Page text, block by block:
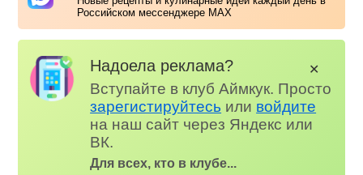
Российском мессенджере MAX
Надоела реклама?
Вступайте в клуб Аймкук. Просто
зарегистируйтесь или войдите
на наш сайт через Яндекс или
ВК.
Для всех, кто в клубе...
✕